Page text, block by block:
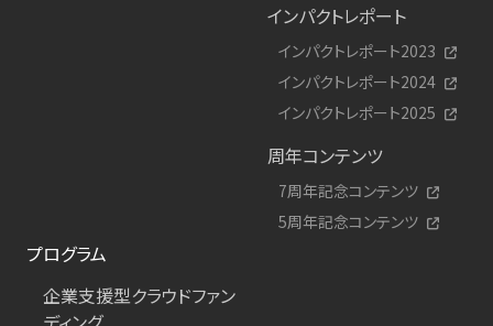
インパクトレポート
インパクトレポート2023
インパクトレポート2024
インパクトレポート2025
周年コンテンツ
7周年記念コンテンツ
5周年記念コンテンツ
プログラム
企業支援型クラウドファン